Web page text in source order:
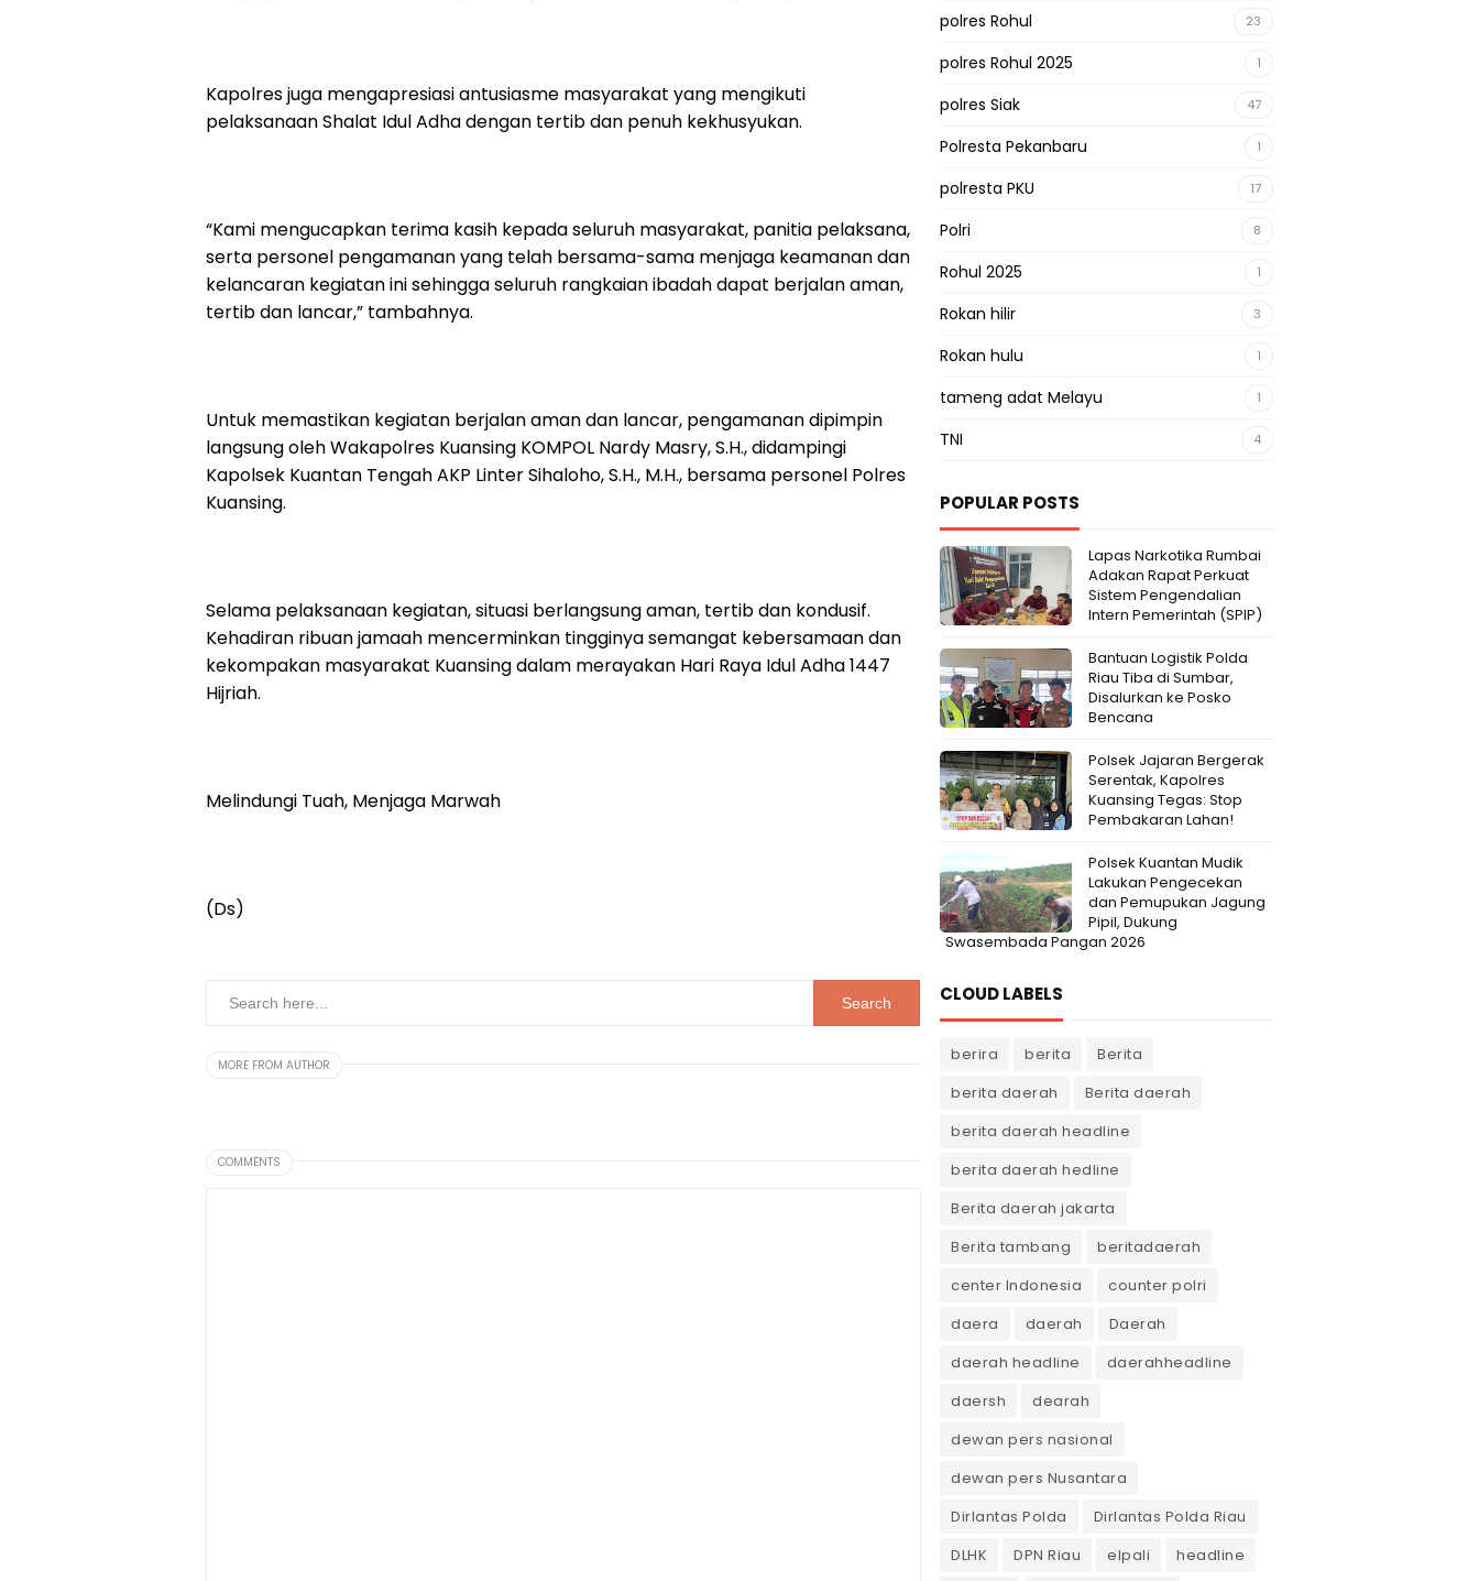
Kapolres juga mengapresiasi antusiasme masyarakat yang mengikuti
pelaksanaan Shalat Idul Adha dengan tertib dan penuh kekhusyukan.
“Kami mengucapkan terima kasih kepada seluruh masyarakat, panitia pelaksana,
serta personel pengamanan yang telah bersama-sama menjaga keamanan dan
kelancaran kegiatan ini sehingga seluruh rangkaian ibadah dapat berjalan aman,
tertib dan lancar,” tambahnya.
Untuk memastikan kegiatan berjalan aman dan lancar, pengamanan dipimpin
langsung oleh Wakapolres Kuansing KOMPOL Nardy Masry, S.H., didampingi
Kapolsek Kuantan Tengah AKP Linter Sihaloho, S.H., M.H., bersama personel Polres
Kuansing.
Selama pelaksanaan kegiatan, situasi berlangsung aman, tertib dan kondusif.
Kehadiran ribuan jamaah mencerminkan tingginya semangat kebersamaan dan
kekompakan masyarakat Kuansing dalam merayakan Hari Raya Idul Adha 1447
Hijriah.
Melindungi Tuah, Menjaga Marwah
(Ds)
MORE FROM AUTHOR
COMMENTS
polres Rohul 23
polres Rohul 2025 1
polres Siak 47
Polresta Pekanbaru 1
polresta PKU 17
Polri 8
Rohul 2025 1
Rokan hilir 3
Rokan hulu 1
tameng adat Melayu 1
TNI 4
POPULAR POSTS
Lapas Narkotika Rumbai
Adakan Rapat Perkuat
Sistem Pengendalian
Intern Pemerintah (SPIP)
Bantuan Logistik Polda
Riau Tiba di Sumbar,
Disalurkan ke Posko
Bencana
Polsek Jajaran Bergerak
Serentak, Kapolres
Kuansing Tegas: Stop
Pembakaran Lahan!
Polsek Kuantan Mudik
Lakukan Pengecekan
dan Pemupukan Jagung
Pipil, Dukung
Swasembada Pangan 2026
CLOUD LABELS
berira berita
Berita
berita daerah
Berita daerah
berita daerah headline
berita daerah hedline
Berita daerah jakarta
Berita tambang
beritadaerah
center Indonesia
counter polri
daera
daerah
Daerah
daerah headline
daerahheadline
daersh
dearah
dewan pers nasional
dewan pers Nusantara
Dirlantas Polda
Dirlantas Polda Riau
DLHK
DPN Riau elpali headline